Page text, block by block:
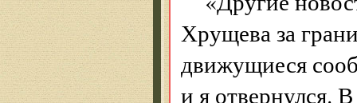
Хрущева за
движущиеся
и я отвернулся.